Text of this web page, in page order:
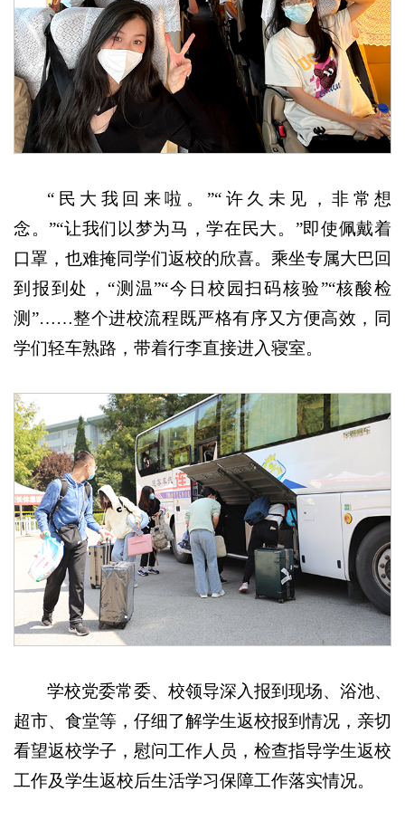
“民大我回来啦。”“许久未见，非常想
念。”“让我们以梦为马，学在民大。”即使佩戴着
口罩，也难掩同学们返校的欣喜。乘坐专属大巴回
到报到处，“测温”“今日校园扫码核验”“核酸检
测”……整个进校流程既严格有序又方便高效，同
学们轻车熟路，带着行李直接进入寝室。
学校党委常委、校领导深入报到现场、浴池、
超市、食堂等，仔细了解学生返校报到情况，亲切
看望返校学子，慰问工作人员，检查指导学生返校
工作及学生返校后生活学习保障工作落实情况。